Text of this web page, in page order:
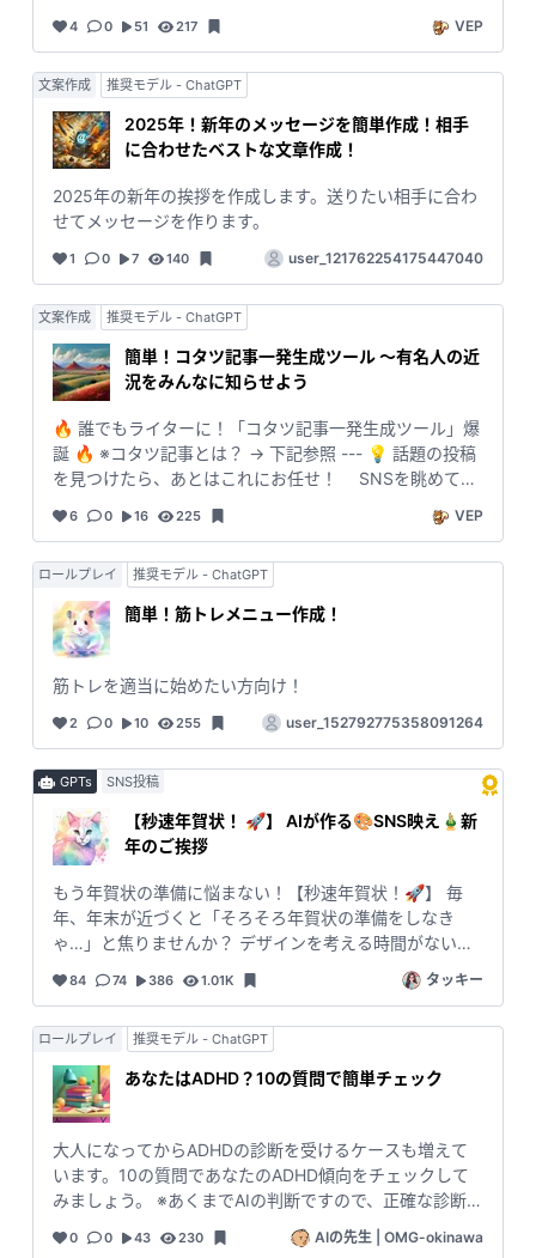
→ 下記参照）するだけです。 それだけで簡単にサイト
切なガイドを提供し、すぐに使用可能なコードを生成し
ます。 --- ＜登録方法＞ WordPressの管理画面の「外
観」→「カスタマイズ」→「追加CSS」を開き、生成し
たCSSコードを最下部に追加で貼り付けます。 以下は
「WordPress簡単デザイン編集ツール」を使用する際の
注意事項の例です。 --- ＜注意事項＞ 1. 自己責任での利
ユーザー自身の責任において行ってください。適用によ
って生じた問題（サイトのデザイン崩れや予期しない動
作など）に関して、開発者は一切の責任を負いません。
2. 動作の保証について 本ツールで生成されるCSSコード
は、すべてのWordPressテーマやプラグイン環境での動
作を保証するものではありません。テーマやプラグイン
によっては、生成されたコードが適用されない場合があ
ります。 3. バックアップの推奨 必ず変更前のCSS設定を
バックアップ（どこかにコピペ）してから使用してくだ
さい。万が一問題が発生した場合に備えて、復元可能な
状態を確保しておくことをお勧めします。 4. テーマ・プ
ラグインとの互換性 使用中のWordPressテーマやプラグ
インに依存する場合があります。特にテーマ独自の設定
やカスタムCSSが優先される場合には、変更が反映され
ない可能性がありますのでご注意ください。 5. 初心者の
方への注意 本ツールはCSSに慣れていない方でも使える
ト全体に影響を及ぼすことがあるため、慎重に適用して
ください。必要に応じて専門家のアドバイスを受けてく
も変更がすぐに反映されない場合があります。その際
は、ブラウザのキャッシュをクリアしてから確認してく
ださい。
4 0 51 217 VEP
文案作成 推奨モデル - ChatGPT
2025年！新年のメッセージを簡単作成！相手
に合わせたベストな文章作成！
2025年の新年の挨拶を作成します。送りたい相手に合わ
せてメッセージを作ります。
1 0 7 140 user_121762254175447040
文案作成 推奨モデル - ChatGPT
簡単！コタツ記事一発生成ツール ～有名人の近
況をみんなに知らせよう
🔥 誰でもライターに！「コタツ記事一発生成ツール」爆
誕 🔥 ※コタツ記事とは？ → 下記参照 --- 💡 話題の投稿
を見つけたら、あとはこれにお任せ！ SNSを眺めて
はありませんか？でも、「どうまとめるの？」「文章力
強い味方、それが 「コタツ記事一発生成ツール」です！
--- 🌟 一瞬で、あなたも話題をさらう記事ライターに！
このツールを使えば、Xなどの投稿とコメントを入力する
だけで、 読者が夢中になる魅力的な記事がたった数秒で
完成します。面倒な調査も、煩わしい構成も、すべて省
🚀 こんなすごいことができます！ - 炎上中の話題も、バ
ズりネタも即記事化！ SNSでトレンド入りしている投稿
を使えば、瞬時に読者を引き寄せる記事が完成します。 -
読者の心をつかむ、エモい見出しも自動生成！ クリック
される見出し作りに悩む必要はもうありません。 - スト
ーリー性のある展開で、読者を最後まで飽きさせない！
コメントや反応を活かして、記事に深みをプラス。 ---
❤️ なぜこんなにエモい？ 「コタツ記事一発生成ツール」
は、読者が求めている **「共感」「感情」「情報」** を
絶妙に織り交ぜて記事を作ります。あなたのアイディア
が、誰かの心を動かす物語に変わるのです。 --- 🌈 **使
い方は超簡単！** 1. 気になるSNS投稿を入力し、さらに
コメントも入力。 2. それだけで記事が完成！ 3. あとは
SNSやブログに投稿するだけ。 💥 「これ、自分が書い
たの？」と思うほどプロフェッショナルな記事が、あっ
という間に仕上がります！ --- ✨ 今すぐ使わない理由が
ありません！「コタツ記事一発生成ツール」があれば、
あなたも明日から話題の発信者に。 さあ、 日本中の注目
を集める記事を、あなたの手で生み出してみませんか？ -
-- ※コタツ記事とは： 調査や取材を行わず、テレビや
6 0 16 225 VEP
ロールプレイ 推奨モデル - ChatGPT
簡単！筋トレメニュー作成！
筋トレを適当に始めたい方向け！
2 0 10 255 user_152792775358091264
GPTs SNS投稿
【秒速年賀状！ 🚀】 AIが作る🎨SNS映え🎍新
年のご挨拶
もう年賀状の準備に悩まない！【秒速年賀状！🚀】 毎
年、年末が近づくと「そろそろ年賀状の準備をしなき
ゃ…」と焦りませんか？ デザインを考える時間がない、
印刷するのが面倒、そもそも住所を知らない人が多い…
そんな悩みを全部解決してくれるのが、このGPTsです！
ナル年賀状を 秒速 で作成します。 🎨SNS映え🎍 するデ
ザインはもちろん、 最新トレンド もバッチリ押さえてい
ます。 面倒な住所入力も不要！ SNSで新年のご挨拶をし
たい人にピッタリです。 使い方はカンタン！ 1.好きなテ
ーマを選ぶ 2.AIが自動でデザインを生成 3.画像をダウン
ロード！ ➡️ SNSに投稿！（オリジナルメッセージも添え
てね！） たった3ステップで、個性的な年賀状が完成！
け！ LINE、Facebook、Instagram、Twitter… どこでも
84 74 386 1.01K タッキー
ロールプレイ 推奨モデル - ChatGPT
あなたはADHD？10の質問で簡単チェック
大人になってからADHDの診断を受けるケースも増えて
います。10の質問であなたのADHD傾向をチェックして
みましょう。 ※あくまでAIの判断ですので、正確な診断は
0 0 43 230 AIの先生 | OMG-okinawa